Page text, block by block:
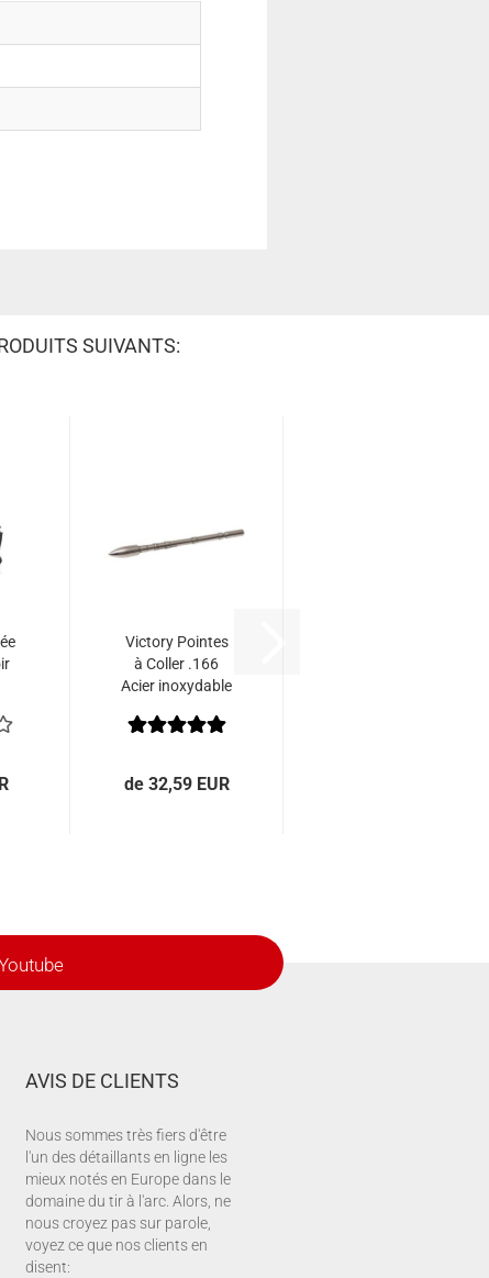
SUIVANTS:
Victory Pointes
à Coller .166
Acier inoxydable
TKO, VXT (par
de 32,59 EUR
AVIS DE CLIENTS
Nous sommes très fiers d'être
l'un des détaillants en ligne les
mieux notés en Europe dans le
domaine du tir à l'arc. Alors, ne
nous croyez pas sur parole,
voyez ce que nos clients en
disent: